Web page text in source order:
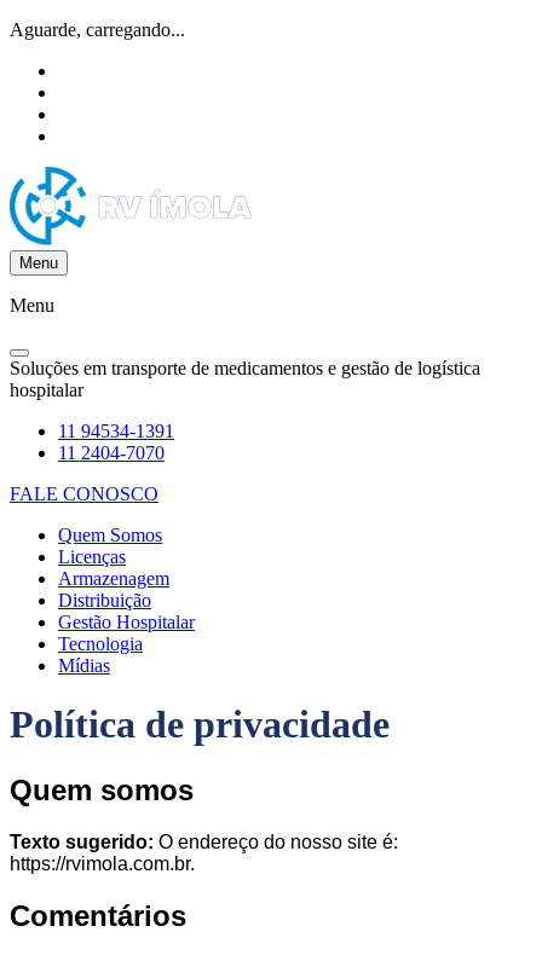
Aguarde, carregando...
Menu
Menu
Soluções em transporte de medicamentos e gestão de logística
hospitalar
11 94534-1391
11 2404-7070
FALE CONOSCO
Quem Somos
Licenças
Armazenagem
Distribuição
Gestão Hospitalar
Tecnologia
Mídias
Política de privacidade
Quem somos
Texto sugerido: O endereço do nosso site é:
https://rvimola.com.br.
Comentários